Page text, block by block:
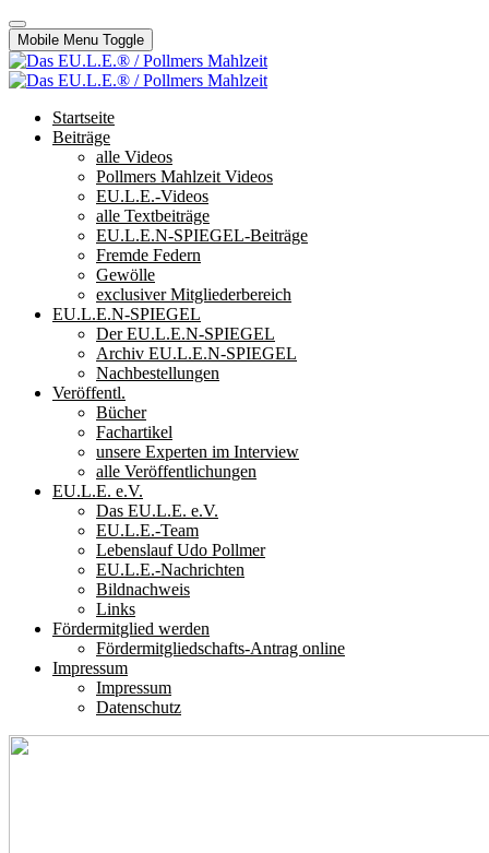
Mobile Menu Toggle
Startseite
Beiträge
alle Videos
Pollmers Mahlzeit Videos
EU.L.E.-Videos
alle Textbeiträge
EU.L.E.N-SPIEGEL-Beiträge
Fremde Federn
Gewölle
exclusiver Mitgliederbereich
EU.L.E.N-SPIEGEL
Der EU.L.E.N-SPIEGEL
Archiv EU.L.E.N-SPIEGEL
Nachbestellungen
Veröffentl.
Bücher
Fachartikel
unsere Experten im Interview
alle Veröffentlichungen
EU.L.E. e.V.
Das EU.L.E. e.V.
EU.L.E.-Team
Lebenslauf Udo Pollmer
EU.L.E.-Nachrichten
Bildnachweis
Links
Fördermitglied werden
Fördermitgliedschafts-Antrag online
Impressum
Impressum
Datenschutz